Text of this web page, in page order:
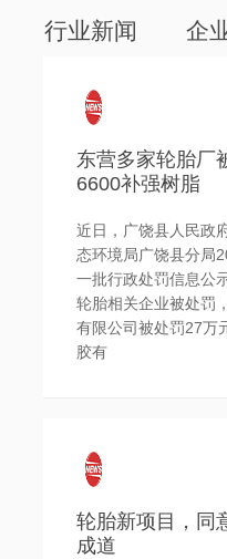
行业新闻 企
东营多家轮胎厂
6600补强树脂
近日，广饶县人民政
态环境局广饶县分局
一批行政处罚信息公
轮胎相关企业被处罚
有限公司被处罚27万
胶有
轮胎新项目，同
成道